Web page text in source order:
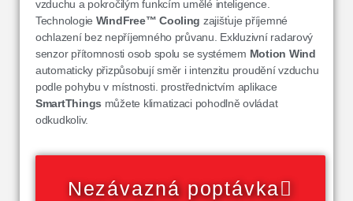
vzduchu a pokročilým funkcím umělé inteligence.
Technologie WindFree™ Cooling zajišťuje příjemné
ochlazení bez nepříjemného průvanu. Exkluzivní radarový
senzor přítomnosti osob spolu se systémem Motion Wind
automaticky přizpůsobují směr i intenzitu proudění vzduchu
podle pohybu v místnosti. prostřednictvím aplikace
SmartThings můžete klimatizaci pohodlně ovládat
odkudkoliv.
Nezávazná poptávka